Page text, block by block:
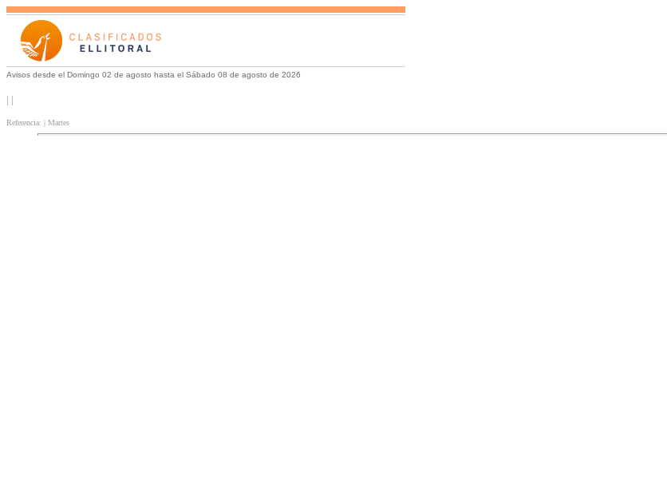
Avisos desde el Domingo 02 de agosto hasta el Sábado 08 de agosto de 2026
| |
Referencia: | Martes